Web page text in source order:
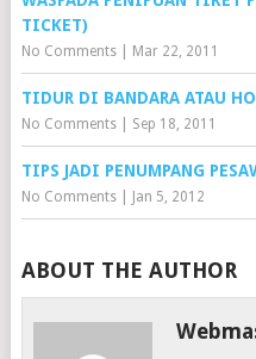
TICKET)
No Comments| Mar 22, 2011
TIDUR DI BANDARA ATAU
No Comments| Sep 18, 2011
TIPS JADI PENUMPANG
No Comments| Jan 5, 2012
ABOUT THE AUTHOR